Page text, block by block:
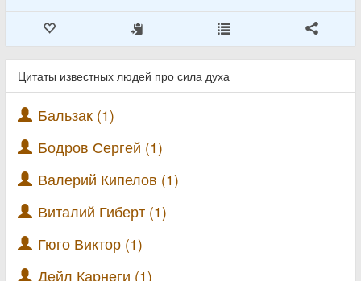
Цитаты известных людей про сила духа
Бальзак (1)
Бодров Сергей (1)
Валерий Кипелов (1)
Виталий Гиберт (1)
Гюго Виктор (1)
Дейл Карнеги (1)